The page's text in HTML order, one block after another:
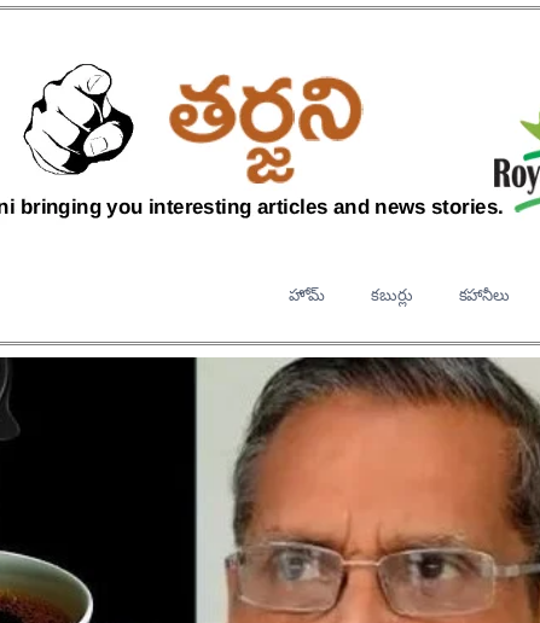
హోమ్ కబుర్లు కహానీలు